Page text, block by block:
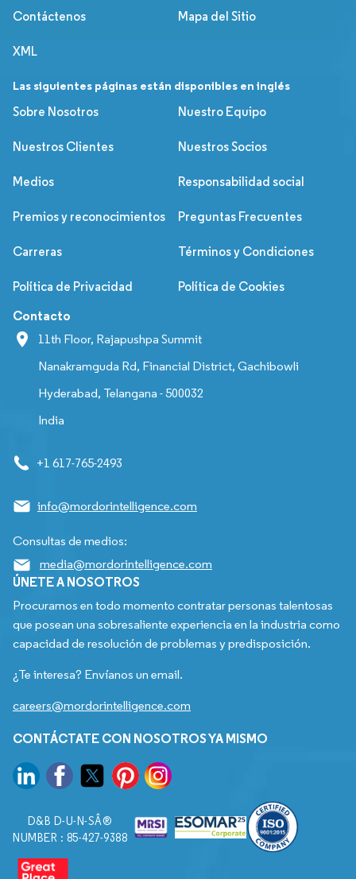
Contáctenos Mapa del Sitio
XML
Las siguientes páginas están disponibles en inglés
Sobre Nosotros
Nuestro Equipo
Nuestros Clientes Nuestros Socios
Medios Responsabilidad social
Premios y reconocimientos Preguntas Frecuentes
Carreras Términos y Condiciones
Política de Privacidad Política de Cookies
Contacto
11th Floor, Rajapushpa Summit
Nanakramguda Rd, Financial District, Gachibowli
Hyderabad, Telangana - 500032
India
+1 617-765-2493
info@mordorintelligence.com
Consultas de medios:
media@mordorintelligence.com
ÚNETE A NOSOTROS
Procuramos en todo momento contratar personas talentosas
que posean una sobresaliente experiencia en la industria como
capacidad de resolución de problemas y predisposición.
¿Te interesa? Envíanos un email.
careers@mordorintelligence.com
CONTÁCTATE CON NOSOTROS YA MISMO
D&B D-U-N-SÂ®
NUMBER : 85-427-9388